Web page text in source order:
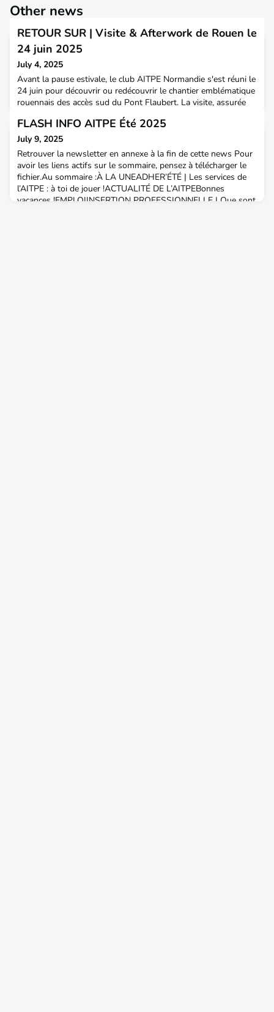
Other news
RETOUR SUR | Visite & Afterwork de Rouen le
24 juin 2025
July 4, 2025
Avant la pause estivale, le club AITPE Normandie s'est réuni le
24 juin pour découvrir ou redécouvrir le chantier emblématique
rouennais des accès sud du Pont Flaubert. La visite, assurée
par la DREAL (Maître d'Ouvrage), la DIRNO (MOE) et
Bouygues Travaux Publics, a suscité un vif intérêt. Ce chantier
complexe, en plein cœur d'un nouvel écoquartier en
développement, a permis d'aborder une grande v
FLASH INFO AITPE Été 2025
July 9, 2025
Retrouver la newsletter en annexe à la fin de cette news Pour
avoir les liens actifs sur le sommaire, pensez à télécharger le
fichier.Au sommaire :À LA UNEADHER’ÉTÉ | Les services de
l’AITPE : à toi de jouer !ACTUALITÉ DE L’AITPEBonnes
vacances !EMPLOIINSERTION PROFESSIONNELLE | Que sont